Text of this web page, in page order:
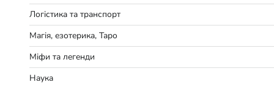
Логістика та транспорт
Магія, езотерика, Таро
Міфи та легенди
Наука